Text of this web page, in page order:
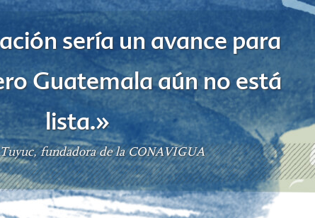
sería un avance para
Guatemala aún no está
lista.»
fundadora de la CONAVIGUA